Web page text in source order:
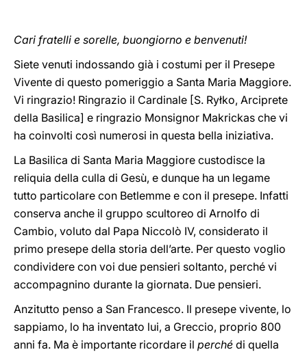
Cari fratelli e sorelle, buongiorno e benvenuti!
Siete venuti indossando già i costumi per il Presepe
Vivente di questo pomeriggio a Santa Maria Maggiore.
Vi ringrazio! Ringrazio il Cardinale [S. Ryłko, Arciprete
della Basilica] e ringrazio Monsignor Makrickas che vi
ha coinvolti così numerosi in questa bella iniziativa.
La Basilica di Santa Maria Maggiore custodisce la
reliquia della culla di Gesù, e dunque ha un legame
tutto particolare con Betlemme e con il presepe. Infatti
conserva anche il gruppo scultoreo di Arnolfo di
Cambio, voluto dal Papa Niccolò IV, considerato il
primo presepe della storia dell’arte. Per questo voglio
condividere con voi due pensieri soltanto, perché vi
accompagnino durante la giornata. Due pensieri.
Anzitutto penso a San Francesco. Il presepe vivente, lo
sappiamo, lo ha inventato lui, a Greccio, proprio 800
anni fa. Ma è importante ricordare il perché di quella